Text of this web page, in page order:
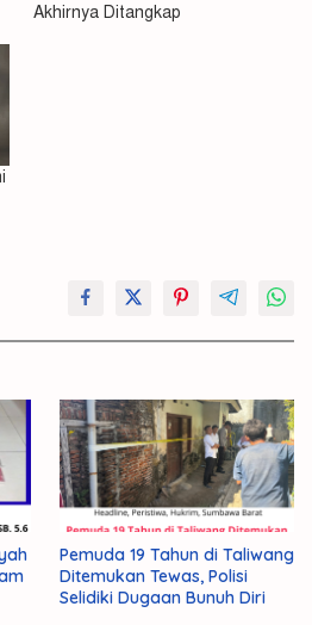
Akhirnya Ditangkap
Pemuda 19 Tahun di Taliwang
Ditemukan Tewas, Polisi
Selidiki Dugaan Bunuh Diri